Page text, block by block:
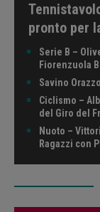
pronto per
Serie B –
Fiorenzuola
Savino
Ciclismo –
del Giro del
Nuoto –
Ragazzi con